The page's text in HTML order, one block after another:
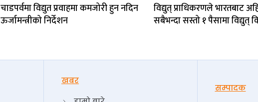
चाडपर्वमा विद्युत प्रवाहमा कमजोरी हुन नदिन
ऊर्जामन्त्रीको निर्देशन
विद्युत् प्राधिकरणले भारतबाट
सबैभन्दा सस्तो १ पैसामा विद्युत्
खबर
सम्पादक